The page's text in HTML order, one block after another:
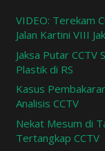
VIDEO: Terekam
Jalan Kartini VIII
Jaksa Putar
Plastik di RS
Kasus
Analisis CCTV
Nekat Mesum di
Tertangkap CCTV